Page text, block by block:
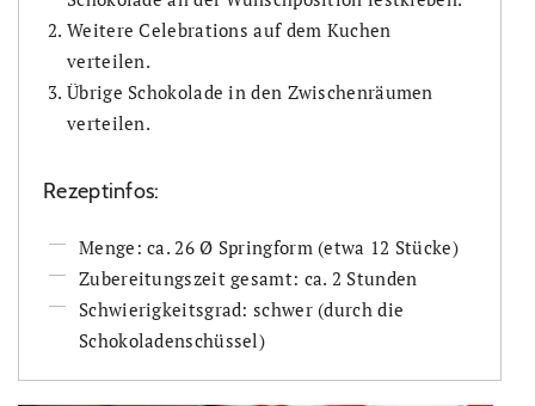
Weitere Celebrations auf dem Kuchen
verteilen.
Übrige Schokolade in den Zwischenräumen
verteilen.
Rezeptinfos:
Menge: ca. 26Ø Springform (etwa 12 Stücke)
Zubereitungszeit gesamt: ca. 2 Stunden
Schwierigkeitsgrad: schwer (durch die
Schokoladenschüssel)